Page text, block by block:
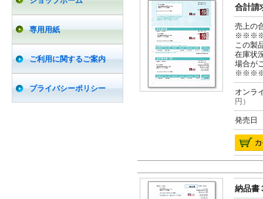
専用用紙
ご利用に関するご案内
プライバシーポリシー
合計請
売上の
この製
在庫状
場合が
オン
円）
発売日
納品書